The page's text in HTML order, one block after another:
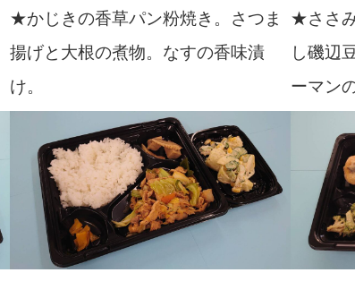
★かじきの香草パン粉焼き。さつま
揚げと大根の煮物。なすの香味漬
け。
★ささ
し磯辺
ーマン